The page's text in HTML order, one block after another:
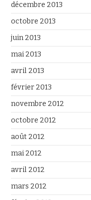
décembre 2013
octobre 2013
juin 2013
mai 2013
avril 2013
février 2013
novembre 2012
octobre 2012
août 2012
mai 2012
avril 2012
mars 2012